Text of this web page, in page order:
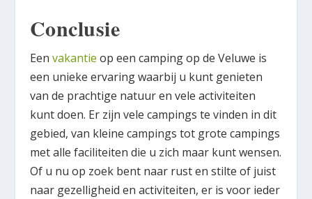
Conclusie
Een vakantie op een camping op de Veluwe is
een unieke ervaring waarbij u kunt genieten
van de prachtige natuur en vele activiteiten
kunt doen. Er zijn vele campings te vinden in dit
gebied, van kleine campings tot grote campings
met alle faciliteiten die u zich maar kunt wensen.
Of u nu op zoek bent naar rust en stilte of juist
naar gezelligheid en activiteiten, er is voor ieder